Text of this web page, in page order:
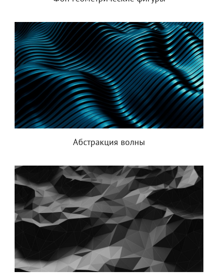
Абстракция волны